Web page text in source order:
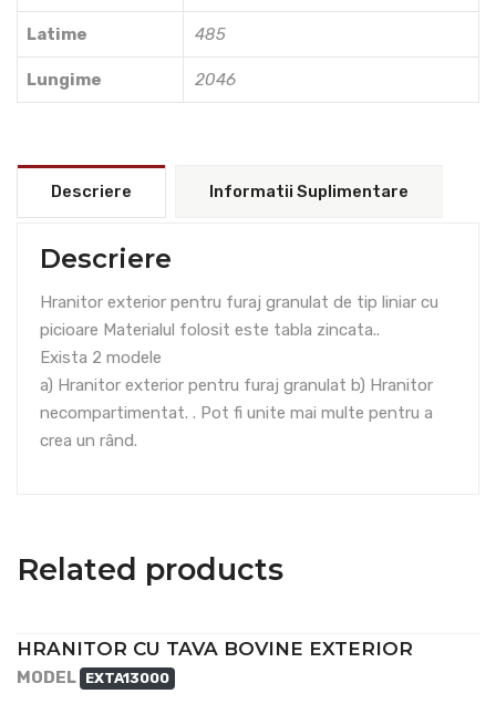
Latime 485
Lungime 2046
Descriere Informatii Suplimentare
Descriere
Hranitor exterior pentru furaj granulat de tip liniar cu
picioare Materialul folosit este tabla zincata..
Exista 2 modele
a) Hranitor exterior pentru furaj granulat b) Hranitor
necompartimentat. . Pot fi unite mai multe pentru a
crea un rând.
Related products
HRANITOR CU TAVA BOVINE EXTERIOR
MODEL EXTA13000